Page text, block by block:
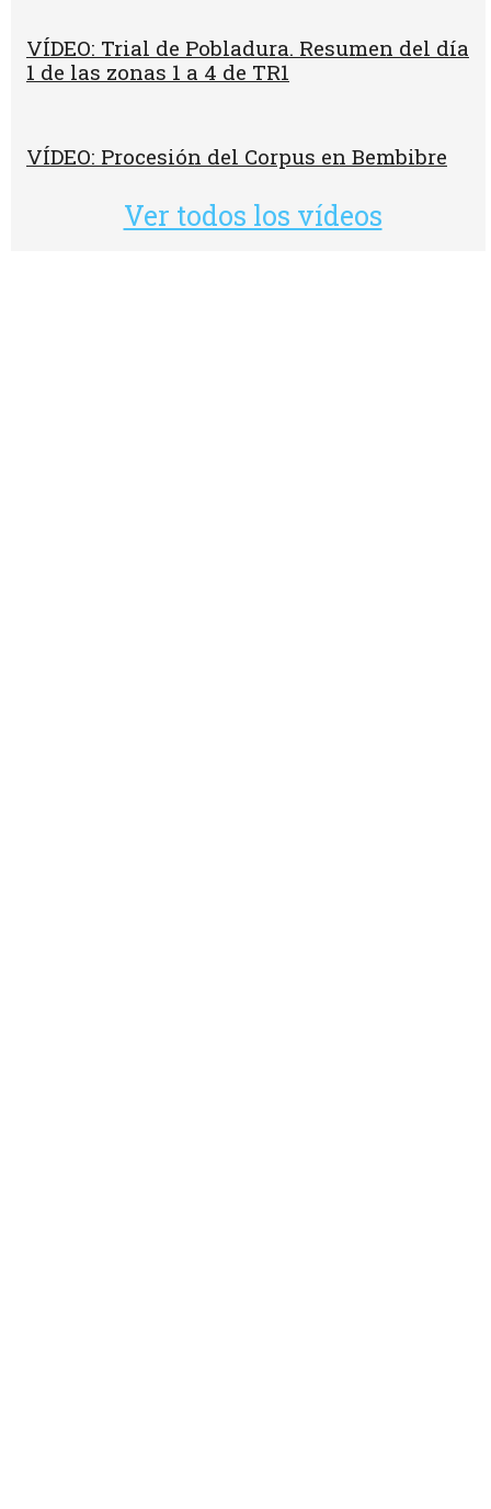
VÍDEO: Trial de Pobladura. Resumen del día
1 de las zonas 1 a 4 de TR1
VÍDEO: Procesión del Corpus en Bembibre
Ver todos los vídeos